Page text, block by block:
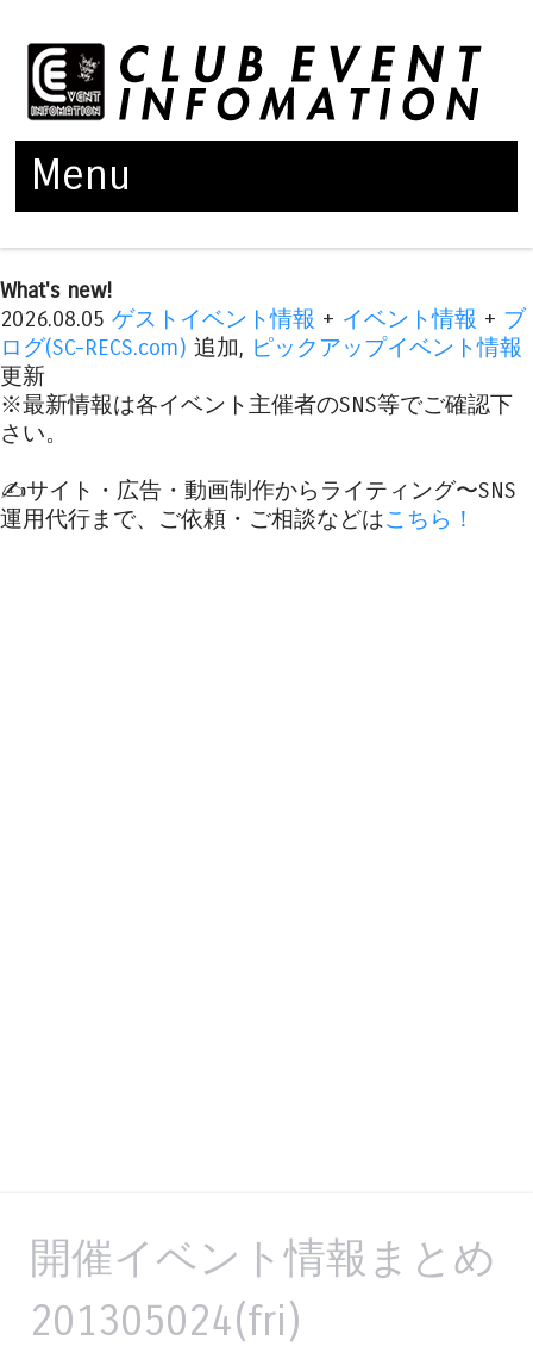
Menu
What's new!
2026.08.05 ゲストイベント情報 + イベント情報 + ブ
ログ(SC-RECS.com) 追加, ピックアップイベント情報
更新
※最新情報は各イベント主催者のSNS等でご確認下
さい。
✍️サイト・広告・動画制作からライティング〜SNS
運用代行まで、ご依頼・ご相談などはこちら！
開催イベント情報まとめ
201305024(fri)